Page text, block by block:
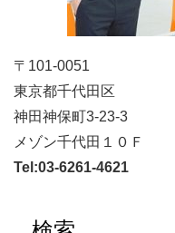
〒101-0051
東京都千代田区
神田神保町3-23-3
メゾン千代田１０Ｆ
Tel:03-6261-4621